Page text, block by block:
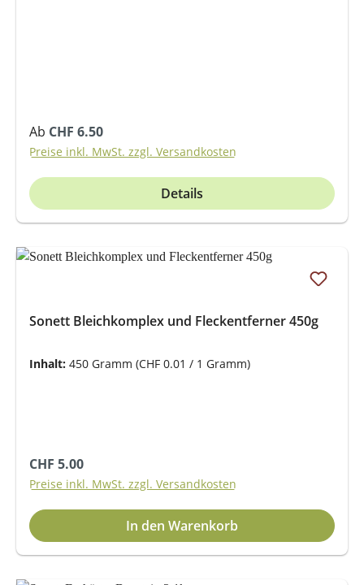
Regulärer Preis:
Ab CHF 6.50
Preise inkl. MwSt. zzgl. Versandkosten
Details
Sonett Bleichkomplex und Fleckentferner 450g
Inhalt: 450 Gramm (CHF 0.01 / 1 Gramm)
Regulärer Preis:
CHF 5.00
Preise inkl. MwSt. zzgl. Versandkosten
In den Warenkorb